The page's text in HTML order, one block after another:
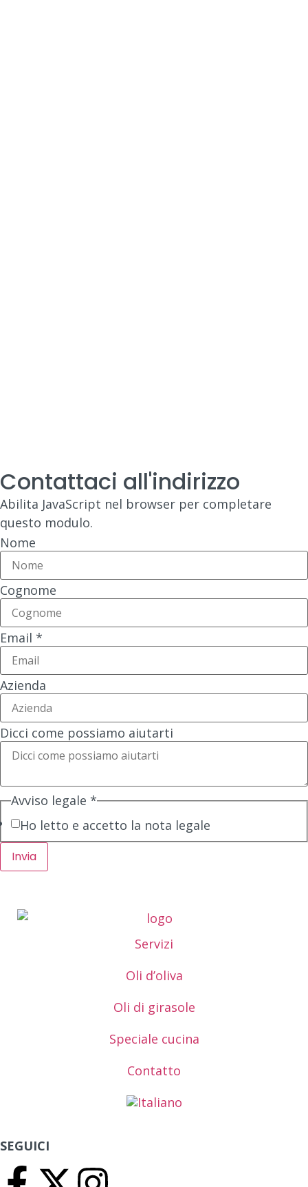
Contattaci all'indirizzo
Abilita JavaScript nel browser per completare
questo modulo.
Nome
Cognome
Email *
Azienda
Dicci come possiamo aiutarti
Avviso legale *
Ho letto e accetto la nota legale
Invia
Servizi
Oli d’oliva
Oli di girasole
Speciale cucina
Contatto
SEGUICI